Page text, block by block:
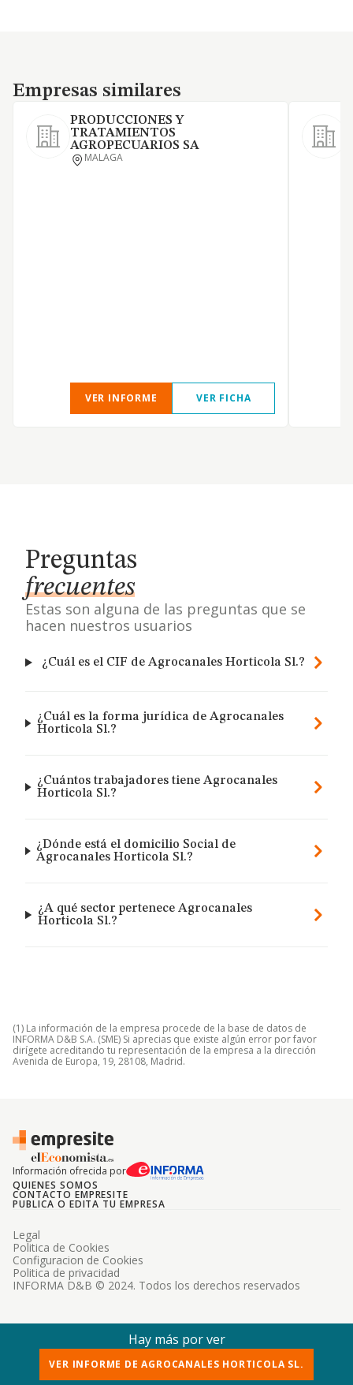
Empresas similares
Empresas similares
PRODUCCIONES Y
TRATAMIENTOS
AGROPECUARIOS SA
MALAGA
VER INFORME VER FICHA
Preguntas
frecuentes
Estas son alguna de las preguntas que se
hacen nuestros usuarios
¿Cuál es el CIF de Agrocanales Horticola Sl.?
¿Cuál es la forma jurídica de Agrocanales
Horticola Sl.?
¿Cuántos trabajadores tiene Agrocanales
Horticola Sl.?
¿Dónde está el domicilio Social de
Agrocanales Horticola Sl.?
¿A qué sector pertenece Agrocanales
Horticola Sl.?
(1) La información de la empresa procede de la base de datos de
INFORMA D&B S.A. (SME) Si aprecias que existe algún error por favor
dirígete acreditando tu representación de la empresa a la dirección
Avenida de Europa, 19, 28108, Madrid.
Información ofrecida por
QUIENES SOMOS
CONTACTO EMPRESITE
PUBLICA O EDITA TU EMPRESA
INFORMA D&B © 2024. Todos los derechos reservados
Legal
Politica de Cookies
Configuracion de Cookies
Politica de privacidad
Hay más por ver
VER INFORME DE AGROCANALES HORTICOLA SL.